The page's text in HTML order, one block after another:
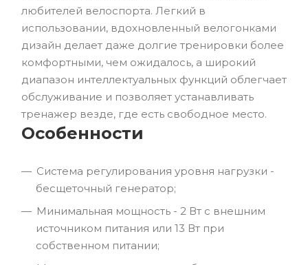
любителей велоспорта. Легкий в
использовании, вдохновленный велогонками
дизайн делает даже долгие тренировки более
комфортными, чем ожидалось, а широкий
диапазон интеллектуальных функций облегчает
обслуживание и позволяет устанавливать
тренажер везде, где есть свободное место.
Особенности
Система регулирования уровня нагрузки -
бесщеточный генератор;
Минимальная мощность - 2 Вт с внешним
источником питания или 13 Вт при
собственном питании;